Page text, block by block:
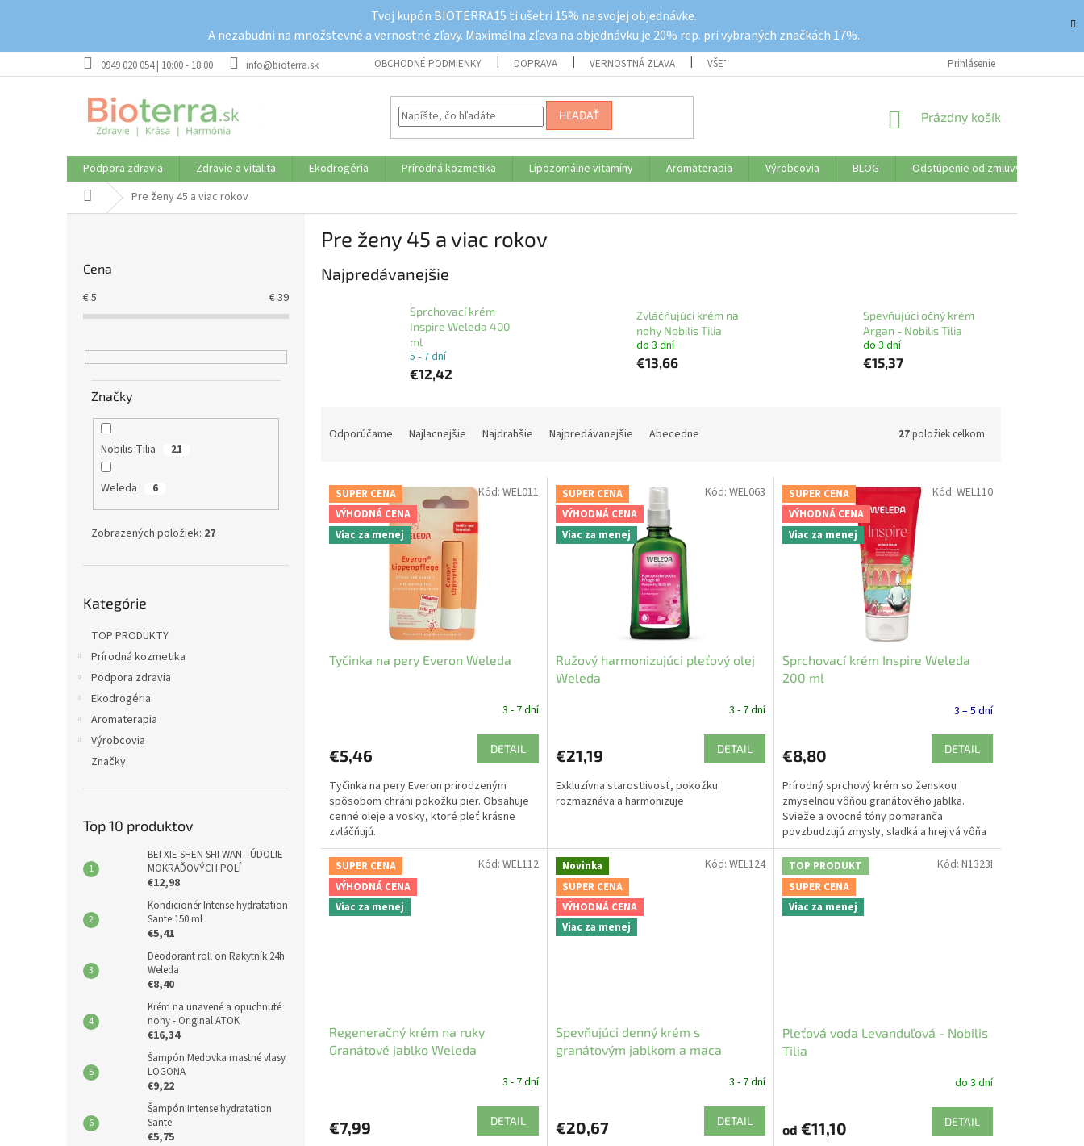
Tvoj kupón BIOTERRA15 ti ušetri 15% na svojej objednávke.
A nezabudni na množstevné a vernostné zľavy. Maximálna zľava na objednávku je 20% rep. pri vybraných značkách 17%.
0949 020 054 | 10:00 - 18:00 info@bioterra.sk OBCHODNÉ PODMIENKY DOPRAVA VERNOSTNÁ ZĽAVA VŠETKO O NÁKUPE VRÁTENIE TOVARU
Prihlásenie
HĽADAŤ
NÁKUPNÝ
Prázdny košík
Podpora zdravia Zdravie a vitalita Ekodrogéria Prírodná kozmetika Lipozomálne vitamíny Aromaterapia Výrobcovia BLOG Odstúpenie od zmluvy
DomovPre ženy 45 a viac rokov
Cena
€5 €39
Značky
Nobilis Tilia 21
Weleda 6
Zobrazených položiek: 27
kategórie
Kategórie
TOP PRODUKTY
Prírodná kozmetika
Podpora zdravia
Ekodrogéria
Aromaterapia
Výrobcovia
Značky
Top 10 produktov
BEI XIE SHEN SHI WAN - ÚDOLIE
MOKRAĎOVÝCH POLÍ
€12,98
Kondicionér Intense hydratation
Sante 150 ml
€5,41
Deodorant roll on Rakytník 24h
Weleda
€8,40
Krém na unavené a opuchnuté
nohy - Original ATOK
€16,34
Šampón Medovka mastné vlasy
LOGONA
€9,22
Šampón Intense hydratation
Sante
€5,75
Pre ženy 45 a viac rokov
Najpredávanejšie
Sprchovací krém
Inspire Weleda 400
ml
5 - 7 dní
€12,42
Zvláčňujúci krém na
nohy Nobilis Tilia
do 3 dní
€13,66
Spevňujúci očný krém
Argan - Nobilis Tilia
do 3 dní
€15,37
n
p
Odporúčame Najlacnejšie Najdrahšie Najpredávanejšie Abecedne 27položiek celkom
V
p
SUPER CENA
VÝHODNÁ CENA
Viac za menej
Tyčinka na pery Everon Weleda
3 - 7 dní
€5,46 DETAIL
Tyčinka na pery Everon prirodzeným
spôsobom chráni pokožku pier. Obsahuje
cenné oleje a vosky, ktoré pleť krásne
zvláčňujú.
Kód: WEL011
SUPER CENA
VÝHODNÁ CENA
Viac za menej
Ružový harmonizujúci pleťový olej
Weleda
3 - 7 dní
€21,19 DETAIL
Exkluzívna starostlivosť, pokožku
rozmaznáva a harmonizuje
Kód: WEL063
SUPER CENA
VÝHODNÁ CENA
Viac za menej
Sprchovací krém Inspire Weleda
200 ml
3 – 5 dní
€8,80 DETAIL
Prírodný sprchový krém so ženskou
zmyselnou vôňou granátového jablka.
Svieže a ovocné tóny pomaranča
povzbudzujú zmysly, sladká a hrejivá vôňa
davany navodzuje atmosféru...
Kód: WEL110
SUPER CENA
VÝHODNÁ CENA
Viac za menej
Regeneračný krém na ruky
Granátové jablko Weleda
3 - 7 dní
€7,99 DETAIL
Kód: WEL112
Novinka
SUPER CENA
VÝHODNÁ CENA
Viac za menej
Spevňujúci denný krém s
granátovým jablkom a maca
3 - 7 dní
€20,67 DETAIL
Kód: WEL124
TOP PRODUKT
SUPER CENA
Viac za menej
Pleťová voda Levanduľová - Nobilis
Tilia
do 3 dní
od €11,10 DETAIL
Kód: N1323I